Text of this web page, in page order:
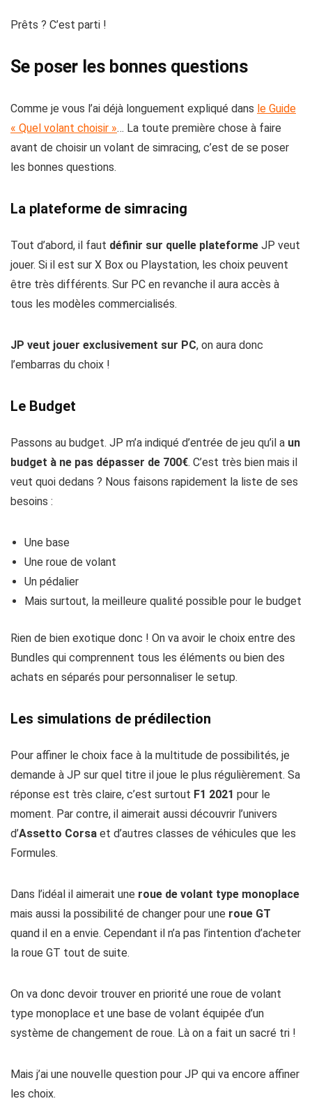
Prêts ? C’est parti !
Se poser les bonnes questions
Comme je vous l’ai déjà longuement expliqué dans le Guide
« Quel volant choisir »… La toute première chose à faire
avant de choisir un volant de simracing, c’est de se poser
les bonnes questions.
La plateforme de simracing
Tout d’abord, il faut définir sur quelle plateforme JP veut
jouer. Si il est sur X Box ou Playstation, les choix peuvent
être très différents. Sur PC en revanche il aura accès à
tous les modèles commercialisés.
JP veut jouer exclusivement sur PC, on aura donc
l’embarras du choix !
Le Budget
Passons au budget. JP m’a indiqué d’entrée de jeu qu’il a un
budget à ne pas dépasser de 700€. C’est très bien mais il
veut quoi dedans ? Nous faisons rapidement la liste de ses
besoins :
Une base
Une roue de volant
Un pédalier
Mais surtout, la meilleure qualité possible pour le budget
Rien de bien exotique donc ! On va avoir le choix entre des
Bundles qui comprennent tous les éléments ou bien des
achats en séparés pour personnaliser le setup.
Les simulations de prédilection
Pour affiner le choix face à la multitude de possibilités, je
demande à JP sur quel titre il joue le plus régulièrement. Sa
réponse est très claire, c’est surtout F1 2021 pour le
moment. Par contre, il aimerait aussi découvrir l’univers
d’Assetto Corsa et d’autres classes de véhicules que les
Formules.
Dans l’idéal il aimerait une roue de volant type monoplace
mais aussi la possibilité de changer pour une roue GT
quand il en a envie. Cependant il n’a pas l’intention d’acheter
la roue GT tout de suite.
On va donc devoir trouver en priorité une roue de volant
type monoplace et une base de volant équipée d’un
système de changement de roue. Là on a fait un sacré tri !
Mais j’ai une nouvelle question pour JP qui va encore affiner
les choix.